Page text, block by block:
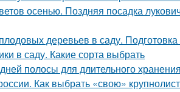
осенью. Поздняя посадка
деревьев в саду.
в саду. Какие сорта выбрать
полосы для длительного
Как выбрать «свою»